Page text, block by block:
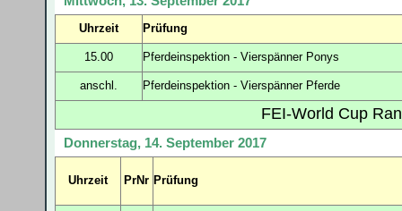
Uhrzeit Prüfung
15.00 Pferdeinspektion - Vierspänner Ponys
anschl. Pferdeinspektion - Vierspänner Pferde
FEI-World Cup
Donnerstag, 14. September 2017
Uhrzeit PrNr Prüfung